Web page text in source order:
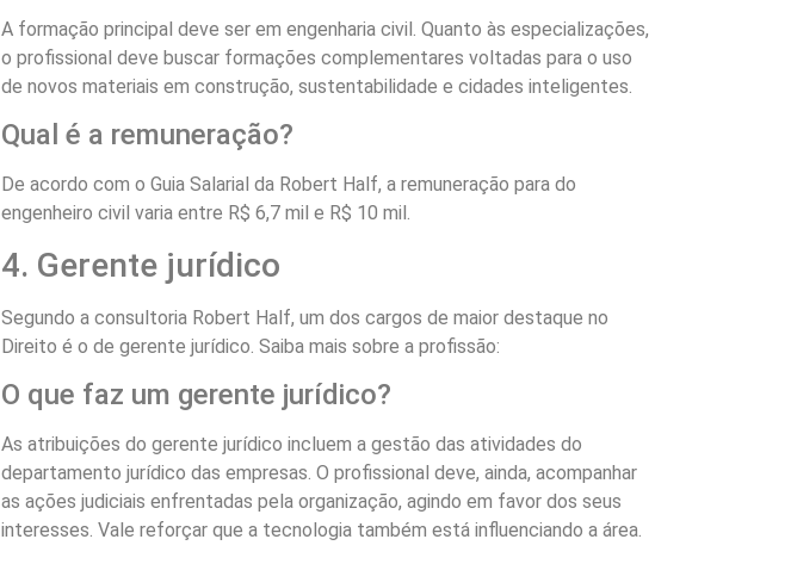
A formação principal deve ser em engenharia civil. Quanto às especializações,
o profissional deve buscar formações complementares voltadas para o uso
de novos materiais em construção, sustentabilidade e cidades inteligentes.
Qual é a remuneração?
De acordo com o Guia Salarial da Robert Half, a remuneração para do
engenheiro civil varia entre R$ 6,7 mil e R$ 10 mil.
4. Gerente jurídico
Segundo a consultoria Robert Half, um dos cargos de maior destaque no
Direito é o de gerente jurídico. Saiba mais sobre a profissão:
O que faz um gerente jurídico?
As atribuições do gerente jurídico incluem a gestão das atividades do
departamento jurídico das empresas. O profissional deve, ainda, acompanhar
as ações judiciais enfrentadas pela organização, agindo em favor dos seus
interesses. Vale reforçar que a tecnologia também está influenciando a área.